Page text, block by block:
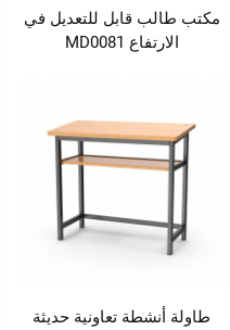
مكتب طالب قابل للتعديل في
الارتفاع MD0081
طاولة أنشطة تعاونية حديثة